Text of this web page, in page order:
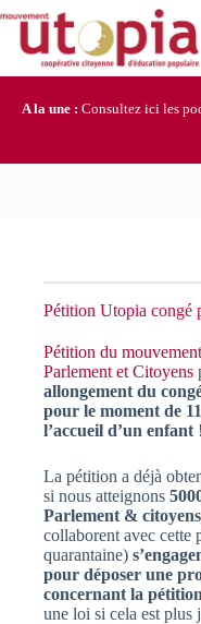
contenu
A la une : Consultez ici les
Pétition Utopia congé
Pétition du
Parlement et Citoyens
allongement du
pour le moment de
l’accueil d’un enfant !
La pétition a déjà
si nous atteignons
Parlement & citoyens
collaborent avec cette
quarantaine) s’
pour déposer une
concernant la pétition
une loi si cela est